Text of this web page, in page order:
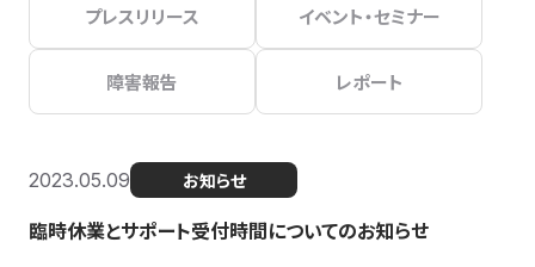
プレスリリース イベント・セミナー
障害報告 レポート
2023.05.09 お知らせ
臨時休業とサポート受付時間についてのお知らせ